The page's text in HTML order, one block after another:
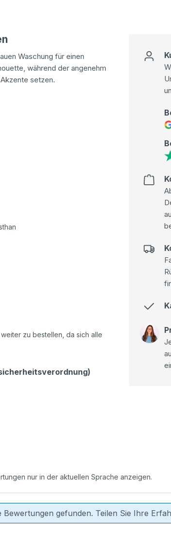
Waschung für einen
während der angenehm
setzen.
zu bestellen, da sich alle
nur in der aktuellen Sprache anzeigen.
Bewertungen gefunden. Teilen Sie Ihre